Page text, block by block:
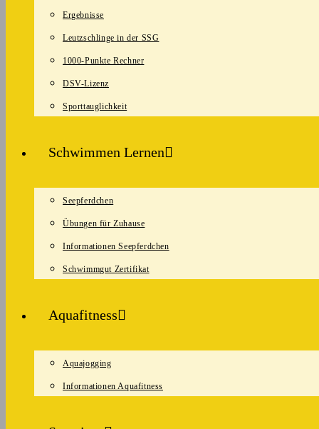
Ergebnisse
Leutzschlinge in der SSG
1000-Punkte Rechner
DSV-Lizenz
Sporttauglichkeit
Schwimmen Lernen
Seepferdchen
Übungen für Zuhause
Informationen Seepferdchen
Schwimmgut Zertifikat
Aquafitness
Aquajogging
Informationen Aquafitness